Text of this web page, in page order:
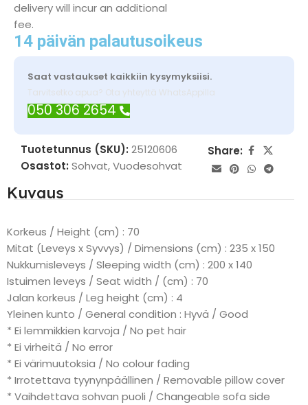
delivery will incur an additional
fee.
14 päivän palautusoikeus
Saat vastaukset kaikkiin kysymyksiisi.
Tarvitsetko apua? Ota yhteyttä WhatsAppilla
050 306 2654
Tuotetunnus (SKU): 25120606
Osastot: Sohvat,Vuodesohvat
Share:
Kuvaus
Korkeus / Height (cm) : 70
Mitat (Leveys x Syvvys) / Dimensions (cm) : 235 x 150
Nukkumisleveys / Sleeping width (cm) : 200 x 140
Istuimen leveys / Seat width / (cm) : 70
Jalan korkeus / Leg height (cm) : 4
Yleinen kunto / General condition : Hyvä / Good
* Ei lemmikkien karvoja / No pet hair
* Ei virheitä / No error
* Ei värimuutoksia / No colour fading
* Irrotettava tyynynpäällinen / Removable pillow cover
* Vaihdettava sohvan puoli / Changeable sofa side